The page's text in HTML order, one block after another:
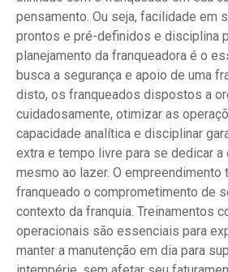
pensamento. Ou seja, facilidade em
prontos e pré-definidos e disciplina
planejamento da franqueadora é o
busca a segurança e apoio de uma
disto, os franqueados dispostos a
cuidadosamente, otimizar as
capacidade analítica e disciplinar
extra e tempo livre para se dedicar
mesmo ao lazer. O empreendimento
franqueado o comprometimento de
contexto da franquia. Treinamentos
operacionais são essenciais para
manter a manutenção em dia para